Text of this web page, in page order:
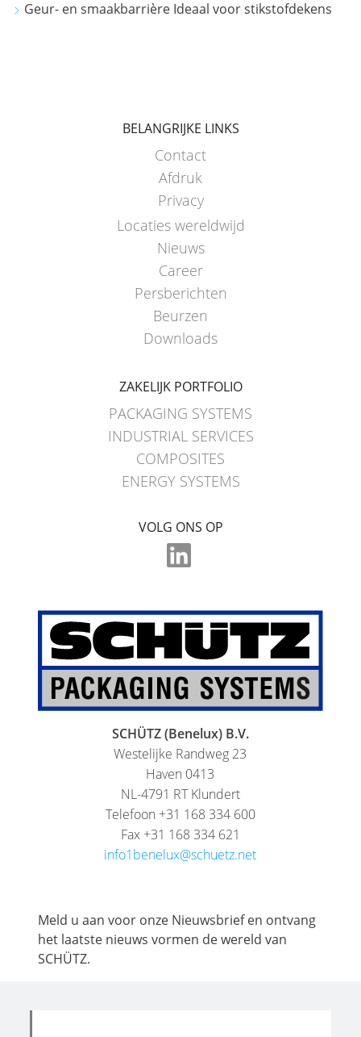
Geur- en smaakbarrière Ideaal voor stikstofdekens
BELANGRIJKE LINKS
Contact
Afdruk
Privacy
Locaties wereldwijd
Nieuws
Career
Persberichten
Beurzen
Downloads
ZAKELIJK PORTFOLIO
PACKAGING SYSTEMS
INDUSTRIAL SERVICES
COMPOSITES
ENERGY SYSTEMS
VOLG ONS OP
SCHÜTZ (Benelux) B.V.
Westelijke Randweg 23
Haven 0413
NL-4791 RT Klundert
Telefoon +31 168 334 600
Fax +31 168 334 621
info1benelux@schuetz.net
Meld u aan voor onze Nieuwsbrief en ontvang
het laatste nieuws vormen de wereld van
SCHÜTZ.